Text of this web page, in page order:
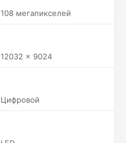
108 мегапикселей
12032 x 9024
Цифровой